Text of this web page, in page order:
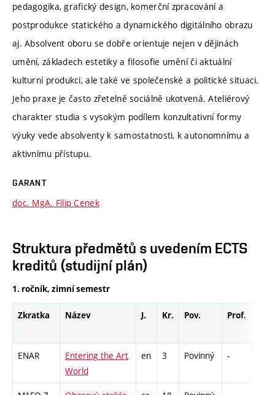
pedagogika, grafický design, komerční zpracování a
postprodukce statického a dynamického digitálního obrazu
aj. Absolvent oboru se dobře orientuje nejen v dějinách
umění, základech estetiky a filosofie umění či aktuální
kulturní produkci, ale také ve společenské a politické situaci.
Jeho praxe je často zřetelně sociálně ukotvená. Ateliérový
charakter studia s vysokým podílem konzultativní formy
výuky vede absolventy k samostatnosti, k autonomnímu a
aktivnímu přístupu.
GARANT
doc. MgA. Filip Cenek
Struktura předmětů s uvedením ECTS
kreditů (studijní plán)
1. ročník, zimní semestr
Zkratka Název J. Kr. Pov. Prof.
ENAR
Entering the Art
World
en 3 Povinný -